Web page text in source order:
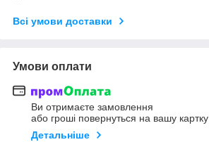
Всі умови доставки
Умови оплати
Ви отримаєте замовлення
або гроші повернуться на вашу картку
Детальніше